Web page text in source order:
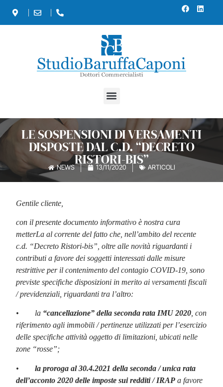
LE SOSPENSIONI DI VERSAMENTI
DISPOSTE DAL C.D. “DECRETO
RISTORI-BIS”
NEWS 13/11/2020 ARTICOLI
Gentile cliente,
con il presente documento informativo è nostra cura
metterLa al corrente del fatto che, nell’ambito del recente
c.d. “Decreto Ristori-bis”, oltre alle novità riguardanti i
contributi a favore dei soggetti interessati dalle misure
restrittive per il contenimento del contagio COVID-19, sono
previste specifiche disposizioni in merito ai versamenti fiscali
/ previdenziali, riguardanti tra l’altro:
• la “cancellazione” della seconda rata IMU 2020, con
riferimento agli immobili / pertinenze utilizzati per l’esercizio
delle specifiche attività oggetto di limitazioni, ubicati nelle
zone “rosse”;
•la proroga al 30.4.2021 della seconda / unica rata
dell’acconto 2020 delle imposte sui redditi / IRAP a favore